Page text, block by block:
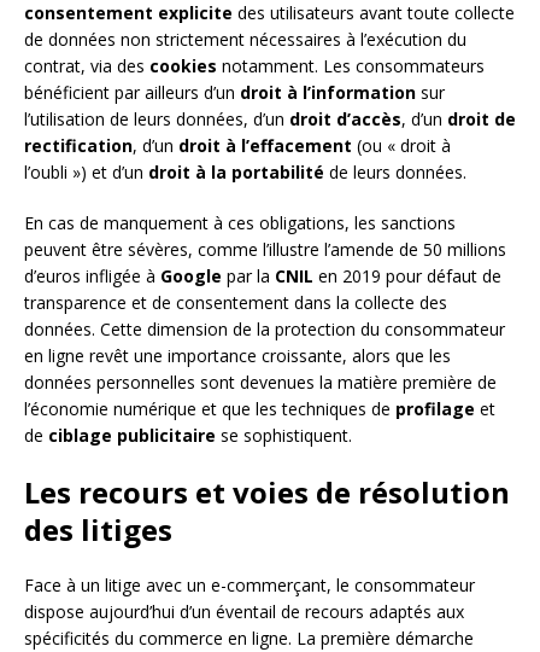
consentement explicite des utilisateurs avant toute collecte
de données non strictement nécessaires à l’exécution du
contrat, via des cookies notamment. Les consommateurs
bénéficient par ailleurs d’un droit à l’information sur
l’utilisation de leurs données, d’un droit d’accès, d’un droit de
rectification, d’un droit à l’effacement (ou « droit à
l’oubli ») et d’un droit à la portabilité de leurs données.
En cas de manquement à ces obligations, les sanctions
peuvent être sévères, comme l’illustre l’amende de 50 millions
d’euros infligée à Google par la CNIL en 2019 pour défaut de
transparence et de consentement dans la collecte des
données. Cette dimension de la protection du consommateur
en ligne revêt une importance croissante, alors que les
données personnelles sont devenues la matière première de
l’économie numérique et que les techniques de profilage et
de ciblage publicitaire se sophistiquent.
Les recours et voies de résolution
des litiges
Face à un litige avec un e-commerçant, le consommateur
dispose aujourd’hui d’un éventail de recours adaptés aux
spécificités du commerce en ligne. La première démarche